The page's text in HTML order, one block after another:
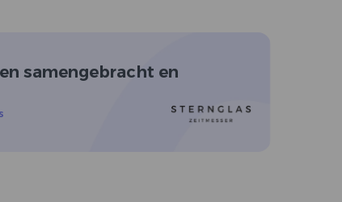
samengebracht en